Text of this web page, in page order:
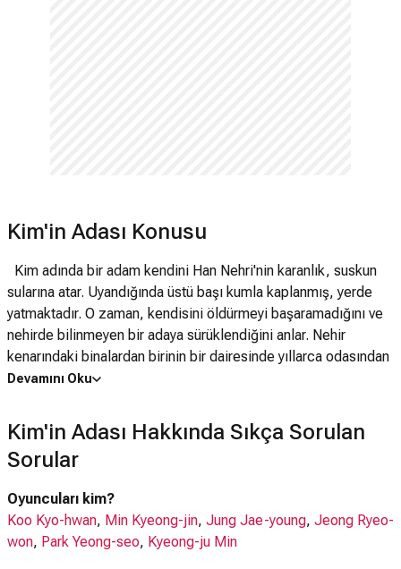
Kim'in Adası Konusu
Kim adında bir adam kendini Han Nehri'nin karanlık, suskun
sularına atar. Uyandığında üstü başı kumla kaplanmış, yerde
yatmaktadır. O zaman, kendisini öldürmeyi başaramadığını ve
nehirde bilinmeyen bir adaya sürüklendiğini anlar. Nehir
kenarındaki binalardan birinin bir dairesinde yıllarca odasından
dışarıya adımını atmamış bir genç kız vardır. Bir gün dürbünüyle
gözüne ilişir ve merak eder. Günler günleri kovalarken, adamın
yalnız ama halinden hoşnut yaşamı merakını öylesine artırır ki
onca yıldan sonra odasından dışarı çıkmasına sebep olur.
Devamını Oku
Kim'in Adası Hakkında Sıkça Sorulan
Sorular
Oyuncuları kim?
Koo Kyo-hwan, Min Kyeong-jin, Jung Jae-young, Jeong Ryeo-
won, Park Yeong-seo, Kyeong-ju Min